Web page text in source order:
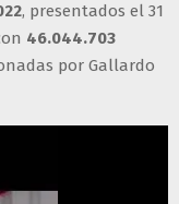
, presentados el 31
46.044.703
por Gallardo